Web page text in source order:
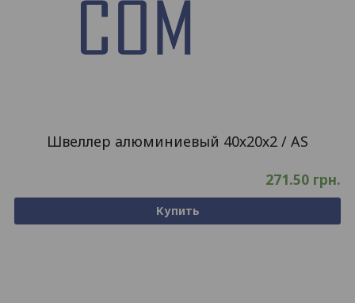
Швеллер алюминиевый 40х20х2 / AS
271.50 грн.
Купить